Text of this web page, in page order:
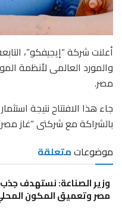
والمورد العالمى لأنظمة
مصر.
جاء هذا الافتتاح نتيجة
بالشراكة مع شركتى “غاز
موضوعاتمتعلقة
وزير الصناعة: نستهدف
مصر وتعميق المكون